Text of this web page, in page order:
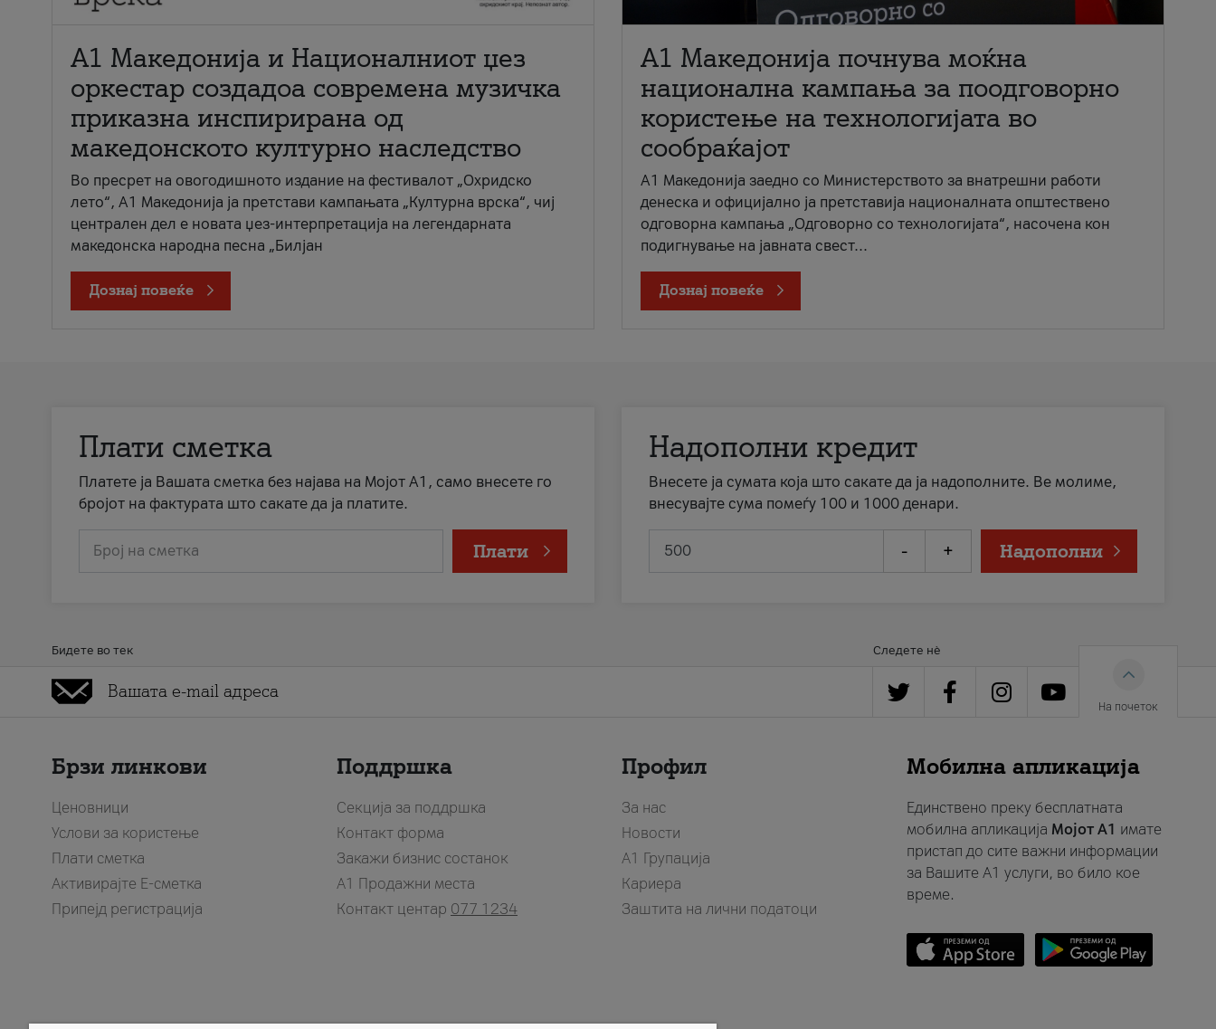
А1 Македонија и Националниот џез
оркестар создадоа современа музичка
приказна инспирирана од
македонското културно наследство
Во пресрет на овогодишното издание на фестивалот „Охридско
лето“, А1 Македонија ја претстави кампањата „Културна врска“, чиј
централен дел е новата џез-интерпретација на легендарната
македонска народна песна „Билјан
Дознај повеќе
A1 Македонија почнува моќна
национална кампања за поодговорно
користење на технологијата во
сообраќајот
A1 Македонија заедно со Министерството за внатрешни работи
денеска и официјално ја претставија националната општествено
одговорна кампања „Одговорно со технологијата“, насочена кон
подигнување на јавната свест...
Дознај повеќе
Плати сметка
Платете ја Вашата сметка без најава на Мојот А1, само внесете го
бројот на фактурата што сакате да ја платите.
Број на сметка Плати
Надополни кредит
Внесете ја сумата која што сакате да ја надополните. Ве молиме,
внесувајте сума помеѓу 100 и 1000 денари.
- + Надополни
Бидете во тек Следете нè
На почеток
Брзи линкови
Ценовници
Услови за користење
Плати сметка
Активирајте Е-сметка
Припејд регистрација
Поддршка
Секција за поддршка
Контакт форма
Закажи бизнис состанок
A1 Продажни места
Контакт центар 077 1234
Профил
За нас
Новости
А1 Групација
Кариера
Заштита на лични податоци
Мобилна апликација
Единствено преку бесплатната
мобилна апликација Мојот A1 имате
пристап до сите важни информации
за Вашите A1 услуги, во било кое
време.